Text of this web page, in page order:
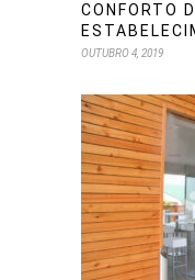
CONFORTO
OUTUBRO 4, 2019